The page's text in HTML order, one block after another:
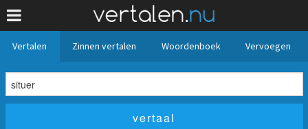
Vertalen Zinnen vertalen Woordenboek Vervoegen